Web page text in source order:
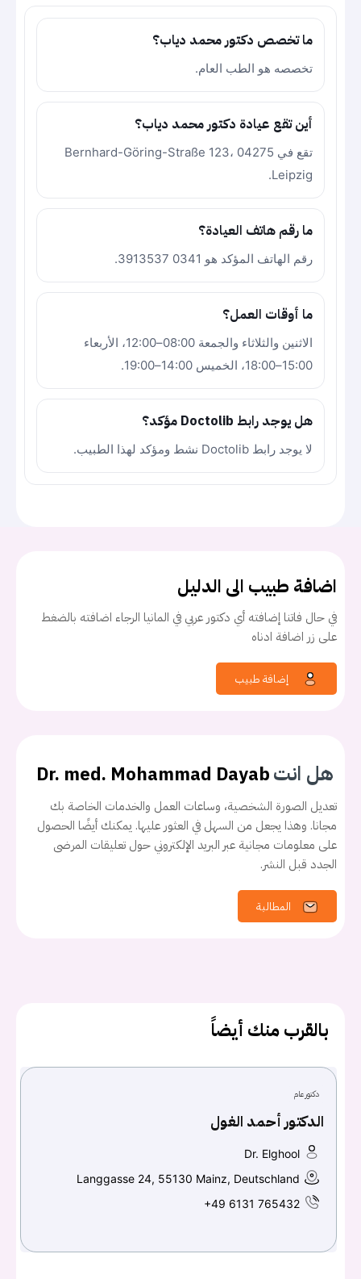
يجب عليك تسجيل الدخول حتى يمكنك طرح سؤال.
اسم المستخدم أو البريد الالكتروني
ما تخصص دكتور محمد دياب؟
تخصصه هو الطب العام.
أين تقع عيادة دكتور محمد دياب؟
تقع في Bernhard-Göring-Straße 123، 04275
Leipzig.
ما رقم هاتف العيادة؟
رقم الهاتف المؤكد هو 0341 3913537.
ما أوقات العمل؟
الاثنين والثلاثاء والجمعة 08:00–12:00، الأربعاء
15:00–18:00، الخميس 14:00–19:00.
هل يوجد رابط Doctolib مؤكد؟
لا يوجد رابط Doctolib نشط ومؤكد لهذا الطبيب.
اضافة طبيب الى الدليل
في حال فاتنا إضافته أي دكتور عربي في المانيا الرجاء اضافته بالضغط
على زر اضافة ادناه
هل انتDr. med. Mohammad Dayab
تعديل الصورة الشخصية، وساعات العمل والخدمات الخاصة بك
مجانا. وهذا يجعل من السهل في العثور عليها. يمكنك أيضًا الحصول
على معلومات مجانية عبر البريد الإلكتروني حول تعليقات المرضى
الجدد قبل النشر.
المطالبة
بالقرب منك أيضاً
دكتور عام
الدكتور أحمد الغول
Dr. Elghool
Langgasse 24, 55130 Mainz, Deutschland
+49 6131 765432